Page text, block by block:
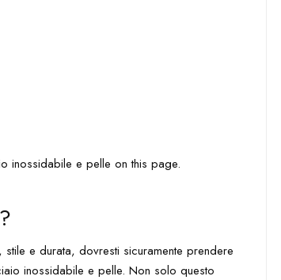
e durata, dovresti sicuramente prendere
inossidabile e pelle. Non solo questo